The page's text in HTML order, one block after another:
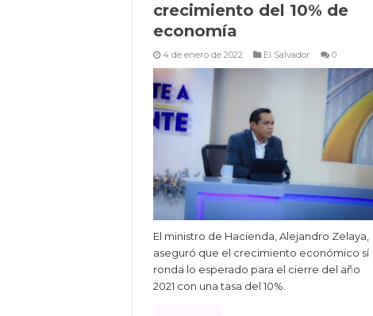
crecimiento del 10% de
economía
4 de enero de 2022 El Salvador 0
El ministro de Hacienda, Alejandro Zelaya,
aseguró que el crecimiento económico sí
ronda lo esperado para el cierre del año
2021 con una tasa del 10%.